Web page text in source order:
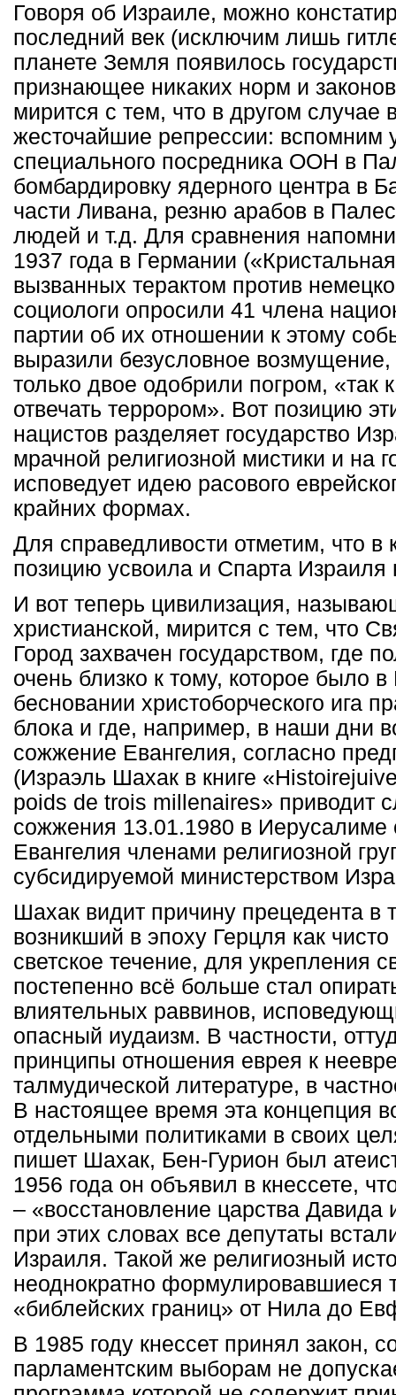
Говоря об Израиле, можно
последний век (исключим лишь
планете Земля появилось
признающее никаких норм и
мирится с тем, что в другом случае
жесточайшие репрессии: вспомним
специального посредника ООН в
бомбардировку ядерного центра в
части Ливана, резню арабов в
людей и т.д. Для сравнения
1937 года в Германии
вызванных терактом против
социологи опросили 41 члена
партии об их отношении к этому
выразили безусловное
только двое одобрили погром, «так
отвечать террором». Вот позицию
нацистов разделяет государство
мрачной религиозной мистики и на
исповедует идею расового
крайних формах.
Для справедливости отметим, что в
позицию усвоила и Спарта
И вот теперь цивилизация,
христианской, мирится с тем, что
Город захвачен государством, где
очень близко к тому, которое было
бесновании христоборческого ига
блока и где, например, в наши дни
сожжение Евангелия, согласно
(Израэль Шахак в книге
poids de trois millenaires» приводит
сожжения 13.01.1980 в Иерусалиме
Евангелия членами религиозной
субсидируемой министерством
Шахак видит причину прецедента в
возникший в эпоху Герцля как
светское течение, для укрепления
постепенно всё больше стал
влиятельных раввинов,
опасный иудаизм. В частности,
принципы отношения еврея к
талмудической литературе, в
В настоящее время эта концепция
отдельными политиками в своих
пишет Шахак, Бен-Гурион был
1956 года он объявил в кнессете,
– «восстановление царства
при этих словах все депутаты
Израиля. Такой же религиозный
неоднократно формулировавшиеся
«библейских границ» от Нила до
В 1985 году кнессет принял закон,
парламентским выборам не